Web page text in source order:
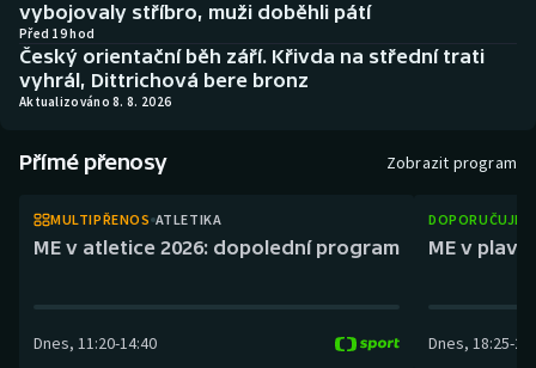
Biatlon
Boby a skeleton
Box
Curling
Aplikace ČT sport
AZ kvíz
vybojovaly stříbro, muži doběhli pátí
Před 19 hod
Český orientační běh září. Křivda na střední trati
vyhrál, Dittrichová bere bronz
Aktualizováno 8. 8. 2026
Přímé přenosy Zobrazit program
MULTIPŘENOS ATLETIKA
ME v atletice 2026: dopolední program
Dnes, 11:20-14:40
ME v
Dnes, 18:25-